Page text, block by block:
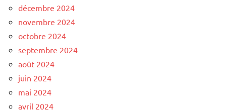
décembre 2024
novembre 2024
octobre 2024
septembre 2024
août 2024
juin 2024
mai 2024
avril 2024